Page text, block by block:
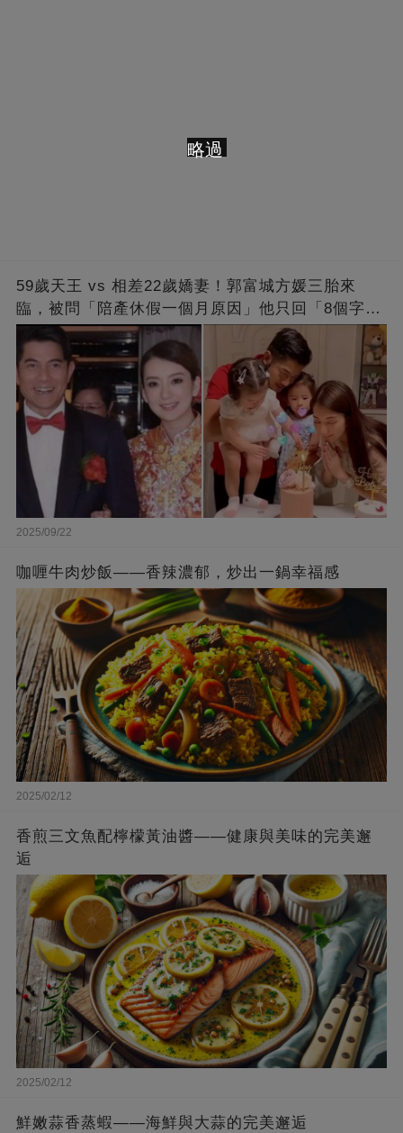
59歲天王 vs 相差22歲嬌妻！郭富城方媛三胎來
臨，被問「陪產休假一個月原因」他只回「8個字」
被贊爆
2025/09/22
咖喱牛肉炒飯——香辣濃郁，炒出一鍋幸福感
2025/02/12
香煎三文魚配檸檬黃油醬——健康與美味的完美邂
逅
2025/02/12
鮮嫩蒜香蒸蝦——海鮮與大蒜的完美邂逅
略過